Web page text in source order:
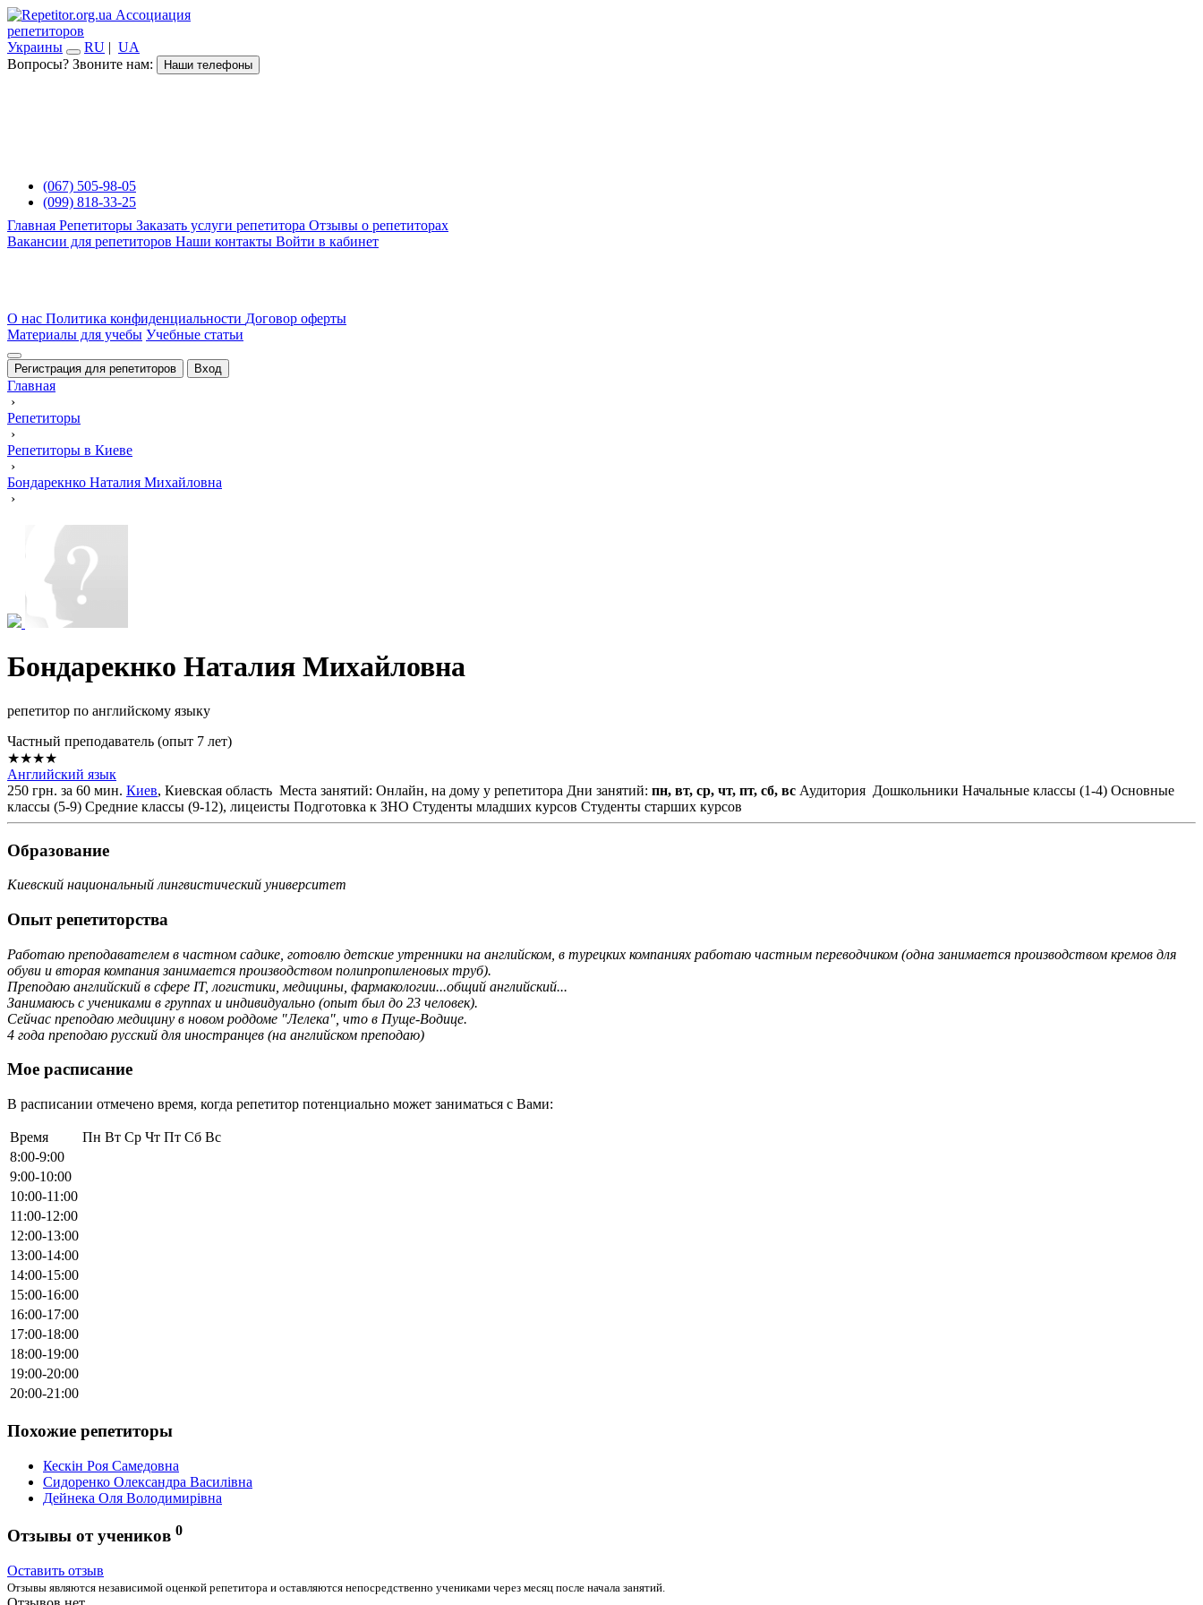
Ассоциация
репетиторов
Украины
RU | UA
Вопросы? Звоните нам:
Наши телефоны
(067) 505-98-05
(099) 818-33-25
Главная Репетиторы Заказать услуги репетитора Отзывы о репетиторах
Вакансии для репетиторов Наши контакты Войти в кабинет
О нас Политика конфиденциальности Договор оферты
Материалы для учебы Учебные статьи
Регистрация для репетиторов Вход
Главная
›
Репетиторы
›
Репетиторы в Киеве
›
Бондарекнко Наталия Михайловна
›
Бондарекнко Наталия Михайловна
репетитор по английскому языку
Частный преподаватель (опыт 7 лет)
★★★★
Английский язык
250 грн. за 60 мин. Киев, Киевская область Места занятий: Онлайн, на дому у репетитора Дни занятий: пн, вт, ср, чт, пт, сб, вс Аудитория Дошкольники Начальные классы (1-4) Основные
классы (5-9) Средние классы (9-12), лицеисты Подготовка к ЗНО Студенты младших курсов Студенты старших курсов
Образование
Киевский национальный лингвистический университет
Опыт репетиторства
Работаю преподавателем в частном садике, готовлю детские утренники на английском, в турецких компаниях работаю частным переводчиком (одна занимается производством кремов для
обуви и вторая компания занимается производством полипропиленовых труб).
Преподаю английский в сфере IT, логистики, медицины, фармакологии...общий английский...
Занимаюсь с учениками в группах и индивидуально (опыт был до 23 человек).
Сейчас преподаю медицину в новом роддоме "Лелека", что в Пуще-Водице.
4 года преподаю русский для иностранцев (на английском преподаю)
Мое расписание
В расписании отмечено время, когда репетитор потенциально может заниматься с Вами:
Время Пн Вт Ср Чт Пт Сб Вс
8:00-9:00
9:00-10:00
10:00-11:00
11:00-12:00
12:00-13:00
13:00-14:00
14:00-15:00
15:00-16:00
16:00-17:00
17:00-18:00
18:00-19:00
19:00-20:00
20:00-21:00
Похожие репетиторы
Кескін Роя Самедовна
Сидоренко Олександра Василівна
Дейнека Оля Володимирівна
Отзывы от учеников 0
Оставить отзыв
Отзывы являются независимой оценкой репетитора и оставляются непосредственно учениками через месяц после начала занятий.